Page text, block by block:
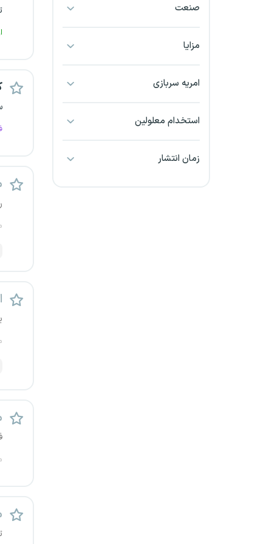
بجنورد
خراسان جنوبی
صنعت
مزایا
امریه سربازی
استخدام معلولین
زمان انتشار